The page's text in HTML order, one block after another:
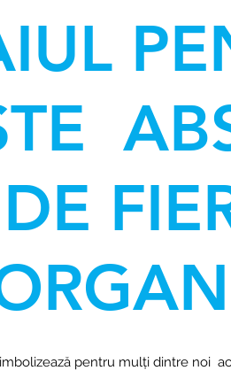
DE
pentru mulți dintre noi acel